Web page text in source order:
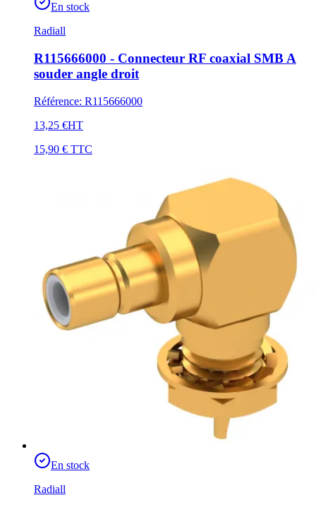
En stock
Radiall
R115666000 - Connecteur RF coaxial SMB A
souder angle droit
Référence: R115666000
13,25 €HT
15,90 € TTC
En stock
Radiall